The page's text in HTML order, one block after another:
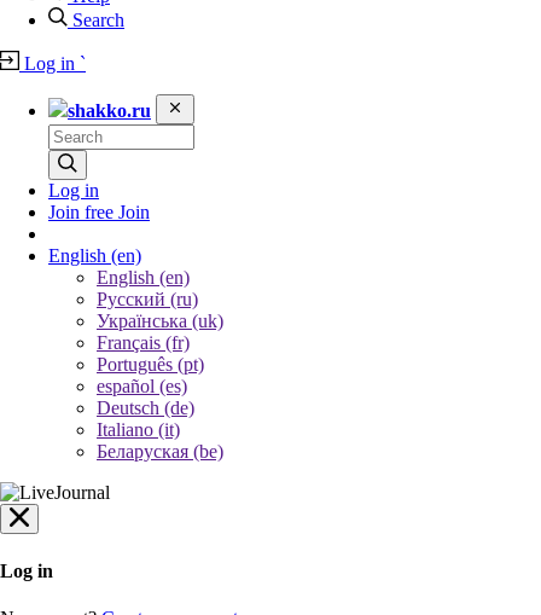
Search
Log in `
shakko.ru
Log in
Join free Join
English (en)
English (en)
Русский (ru)
Українська (uk)
Français (fr)
Português (pt)
español (es)
Deutsch (de)
Italiano (it)
Беларуская (be)
Log in